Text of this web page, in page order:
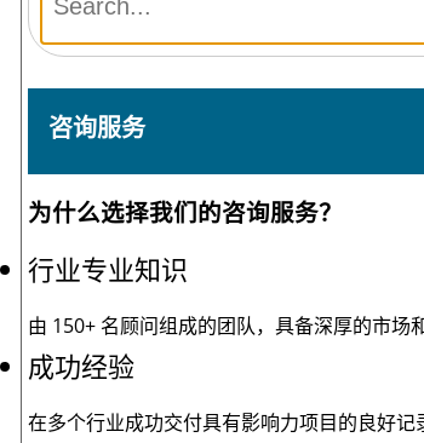
咨询服务
为什么选择我们的咨询服务？
行业专业知识
由 150+ 名顾问组成的团队，具备深厚的市场
成功经验
在多个行业成功交付具有影响力项目的良好记